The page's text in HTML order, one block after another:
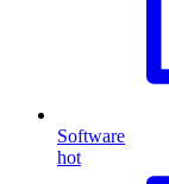
Software
hot